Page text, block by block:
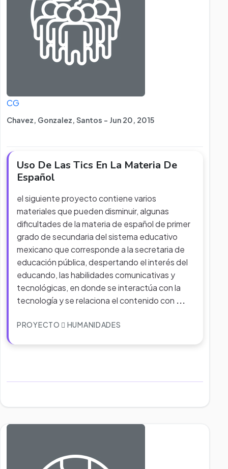
CG
Chavez, Gonzalez, Santos - Jun 20, 2015
Uso De Las Tics En La Materia De
Español
el siguiente proyecto contiene varios
materiales que pueden disminuir, algunas
dificultades de la materia de español de primer
grado de secundaria del sistema educativo
mexicano que corresponde a la secretaria de
educación pública, despertando el interés del
educando, las habilidades comunicativas y
tecnológicas, en donde se interactúa con la
tecnología y se relaciona el contenido con ...
PROYECTO HUMANIDADES